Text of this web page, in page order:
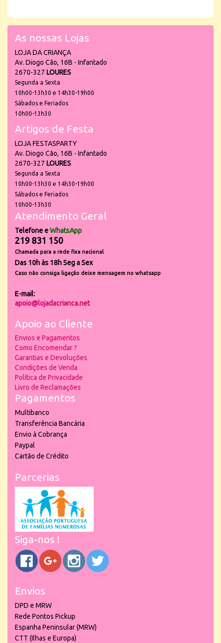
As nossas Lojas
LOJA DA CRIANÇA
Av. Diogo Cão, 16B - Infantado
2670-327 LOURES
Segunda a Sexta
10h00-13h30 e 14h30-19h00
Sábados e Feriados
10h00-13h30
Artigos de Festa
LOJA FESTASPARTY
Av. Diogo Cão, 16B - Infantado
2670-327 LOURES
Segunda a Sexta
10h00-13h30 e 14h30-19h00
Sábados e Feriados
10h00-13h30
Atendimento Geral
Telefone eWhatsApp
219 831 150
Chamada para a rede fixa nacional
Das 10h às 18h Seg a Sex
Caso não consiga ligação deixe mensagem no whatsapp
E-mail:
apoio@lojadacrianca.net
Apoio ao Cliente
Envios e Pagamentos
Como Encomendar ?
Garantias e Devoluções
Condições de Venda
Política de Privacidade
Livro de Reclamações
Pagamentos
Multibanco
Transferência Bancária
Envio à Cobrança
Paypal
Cartão de Crédito
Parcerias
Siga-nos !
Envios
DPD e MRW
Rede Pontos Pickup
Espanha Peninsular (MRW)
CTT (Ilhas e Europa)